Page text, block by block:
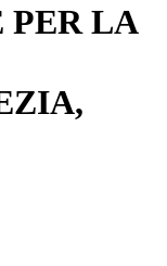
PER LA